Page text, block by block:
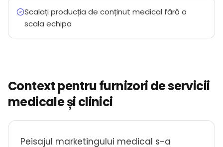
Scalați producția de conținut medical fără a
scala echipa
Context pentru furnizori de servicii
medicale și clinici
Peisajul marketingului medical s-a